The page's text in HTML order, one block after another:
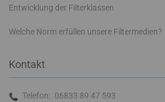
Entwicklung der Filterklassen
Welche Norm erfüllen unsere Filtermedien?
Kontakt
Telefon: 06833 89 47 593